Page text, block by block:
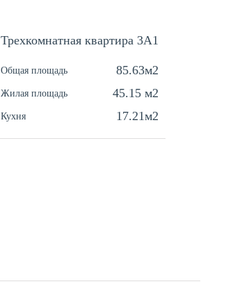
Трехкомнатная квартира 3A1
Общая площадь 85.63м2
Жилая площадь 45.15 м2
Кухня 17.21м2